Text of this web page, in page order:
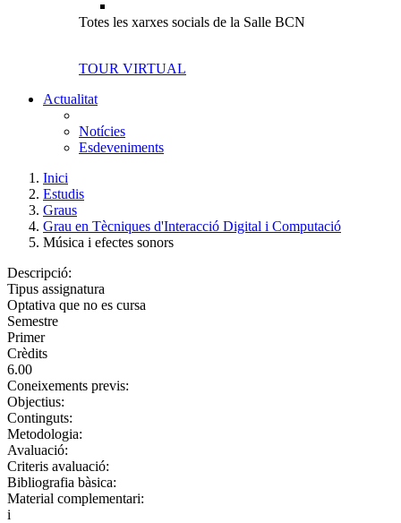
Totes les xarxes socials de la Salle BCN
TOUR VIRTUAL
Actualitat
Notícies
Esdeveniments
Inici
Estudis
Graus
Grau en Tècniques d'Interacció Digital i Computació
Música i efectes sonors
Descripció:
Tipus assignatura
Optativa que no es cursa
Semestre
Primer
Crèdits
6.00
Coneixements previs:
Objectius:
Continguts:
Metodologia:
Avaluació:
Criteris avaluació:
Bibliografia bàsica:
Material complementari:
i